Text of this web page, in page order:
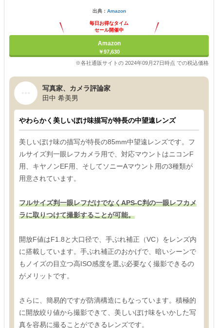
出典： Amazon
毎日お得なタイム
セール開催中
Amazon
￥97,630
※各社通販サイトの 2024年09月27日時点 での税込価格
写真家、カメラ評論家
田中 希美男
やわらかく美しいぼけ味描写が特長の中望遠レンズ
美しいぼけ味の描写が特長の85mm中望遠レンズです。フ
ルサイズ判一眼レフカメラ用で、対応マウントはニコンF
用、キヤノンEF用、そしてソニーAマウント用の3種類が
用意されています。
フルサイズ判一眼レフだけでなくAPS-C判の一眼レフカメ
ラに取りつけて撮影することが可能。
開放F値はF1.8と大口径で、手ぶれ補正（VC）をレンズ内
に搭載しています。手ぶれ補正のおかげで、暗いシーンで
もノイズの目立つ高ISO感度を選ぶ必要なく撮影できるの
がメリットです。
さらに、簡易的ですが防滴構造にもなっています。積極的
に開放絞り値から撮影できて、美しいぼけ味をいかした写
真を容易に撮ることができるレンズです。